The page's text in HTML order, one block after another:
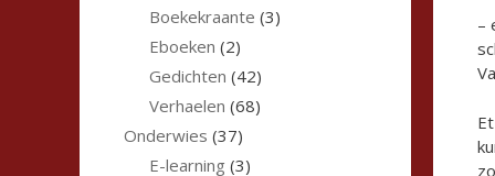
–
Boekekraante (3)
Eboeken (2)
Gedichten (42)
Verhaelen (68)
Onderwies (37)
E-learning (3)